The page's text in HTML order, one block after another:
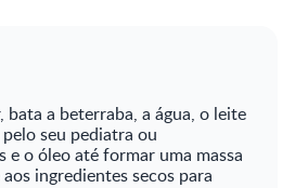
a beterraba, a água, o leite
seu pediatra ou
o óleo até formar uma massa
ingredientes secos para